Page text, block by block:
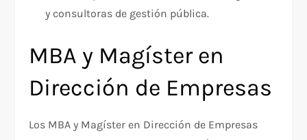
y consultoras de gestión pública.
MBA y Magíster en
Dirección de Empresas
Los MBA y Magíster en Dirección de Empresas